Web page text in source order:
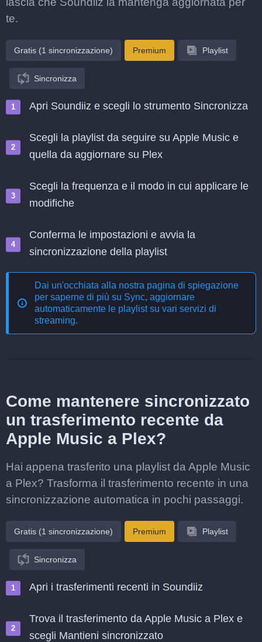
te.
Gratis (1 sincronizzazione) Premium Playlist
Sincronizza
Apri Soundiiz e scegli lo strumento Sincronizza
Scegli la playlist da seguire su Apple Music e
quella da aggiornare su Plex
Scegli la frequenza e il modo in cui applicare le
modifiche
Conferma le impostazioni e avvia la
sincronizzazione della playlist
Dai un'occhiata alla nostra pagina di spiegazione
per saperne di più su Sync, aggiornare
automaticamente le playlist su vari servizi di
streaming.
Come mantenere sincronizzato
un trasferimento recente da
Apple Music a Plex?
Hai appena trasferito una playlist da Apple Music
a Plex? Trasforma il trasferimento recente in una
sincronizzazione automatica in pochi passaggi.
Gratis (1 sincronizzazione) Premium Playlist
Sincronizza
Apri i trasferimenti recenti in Soundiiz
Trova il trasferimento da Apple Music a Plex e
scegli Mantieni sincronizzato